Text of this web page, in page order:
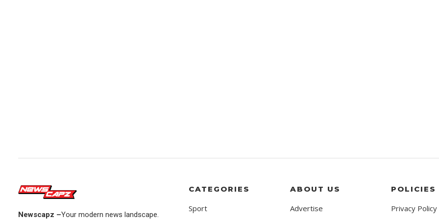
Newscapz –Your modern news landscape.
CATEGORIES
Sport
ABOUT US
Advertise
POLICIES
Privacy Policy